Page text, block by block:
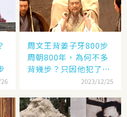
周文王背姜子牙800步
周朝800年，為何不多
背幾步？只因他犯了個
2023/12/25